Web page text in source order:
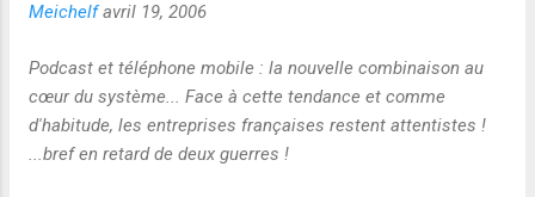
Meichelf avril 19, 2006
Podcast et téléphone mobile : la nouvelle combinaison au
cœur du système... Face à cette tendance et comme
d'habitude, les entreprises françaises restent attentistes !
...bref en retard de deux guerres !